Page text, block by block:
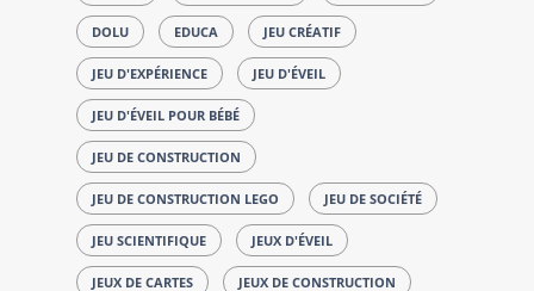
DOLU EDUCA JEU CRÉATIF
JEU D'EXPÉRIENCE JEU D'ÉVEIL
JEU D'ÉVEIL POUR BÉBÉ
JEU DE CONSTRUCTION
JEU DE CONSTRUCTION LEGO JEU DE SOCIÉTÉ
JEU SCIENTIFIQUE JEUX D'ÉVEIL
JEUX DE CARTES JEUX DE CONSTRUCTION